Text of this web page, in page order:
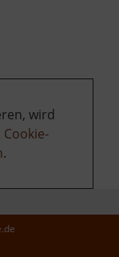
wird
Cookie-
.